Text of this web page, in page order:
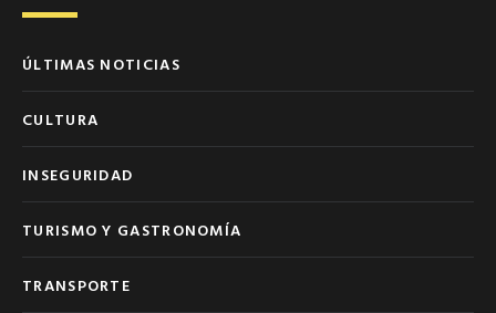
ÚLTIMAS NOTICIAS
CULTURA
INSEGURIDAD
TURISMO Y GASTRONOMÍA
TRANSPORTE